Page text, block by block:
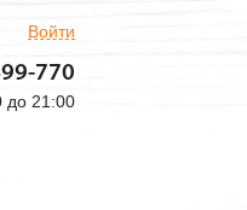
Войти
770
до 21:00
4.7 м³
2 шт.